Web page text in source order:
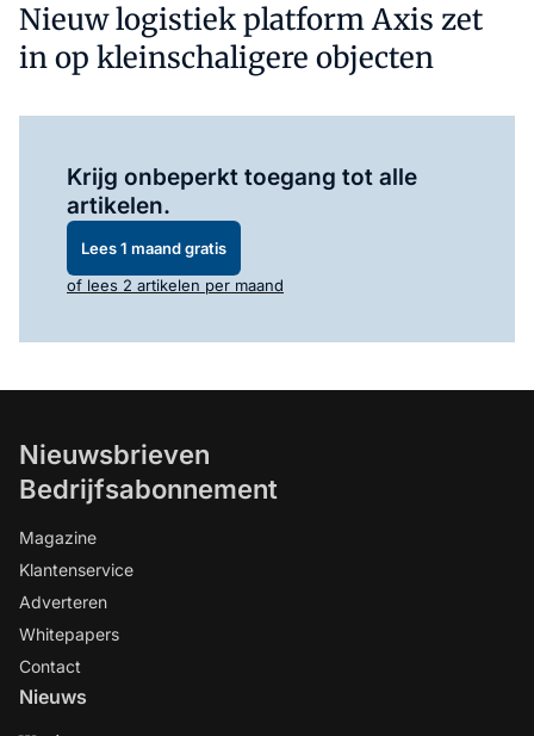
Nieuw logistiek platform Axis zet
in op kleinschaligere objecten
Krijg onbeperkt toegang tot alle
artikelen.
Lees 1 maand gratis
of lees 2 artikelen per maand
Nieuwsbrieven
Bedrijfsabonnement
Magazine
Klantenservice
Adverteren
Whitepapers
Contact
Nieuws